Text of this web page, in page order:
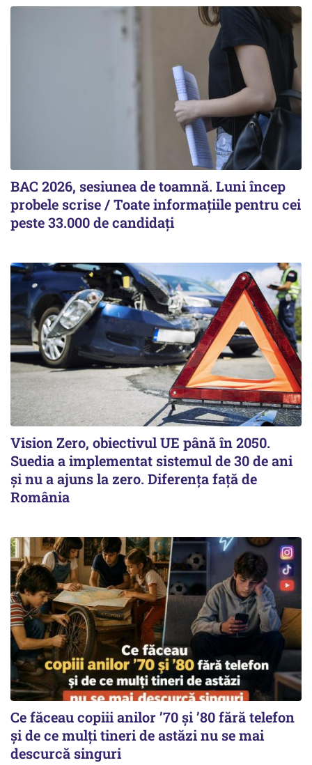
BAC 2026, sesiunea de toamnă. Luni încep
probele scrise / Toate informațiile pentru cei
peste 33.000 de candidați
Vision Zero, obiectivul UE până în 2050.
Suedia a implementat sistemul de 30 de ani
şi nu a ajuns la zero. Diferenţa faţă de
România
Ce făceau copiii anilor ’70 și ’80 fără telefon
și de ce mulți tineri de astăzi nu se mai
descurcă singuri